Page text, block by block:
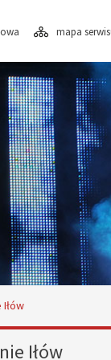
mapa
Iłów